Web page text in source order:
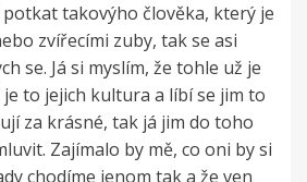
takovýho člověka, který je
zvířecími zuby, tak se asi
se. Já si myslím, že tohle už je
je to jejich kultura a líbí se jim to
za krásné, tak já jim do toho
Zajímalo by mě, co oni by si
chodíme jenom tak a že ven